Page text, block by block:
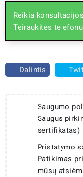
Reikia
Teiraukitės
Dalintis
Saugumo
Saugus
sertifikatas)
Pristatymo
Patikimas
mūsų